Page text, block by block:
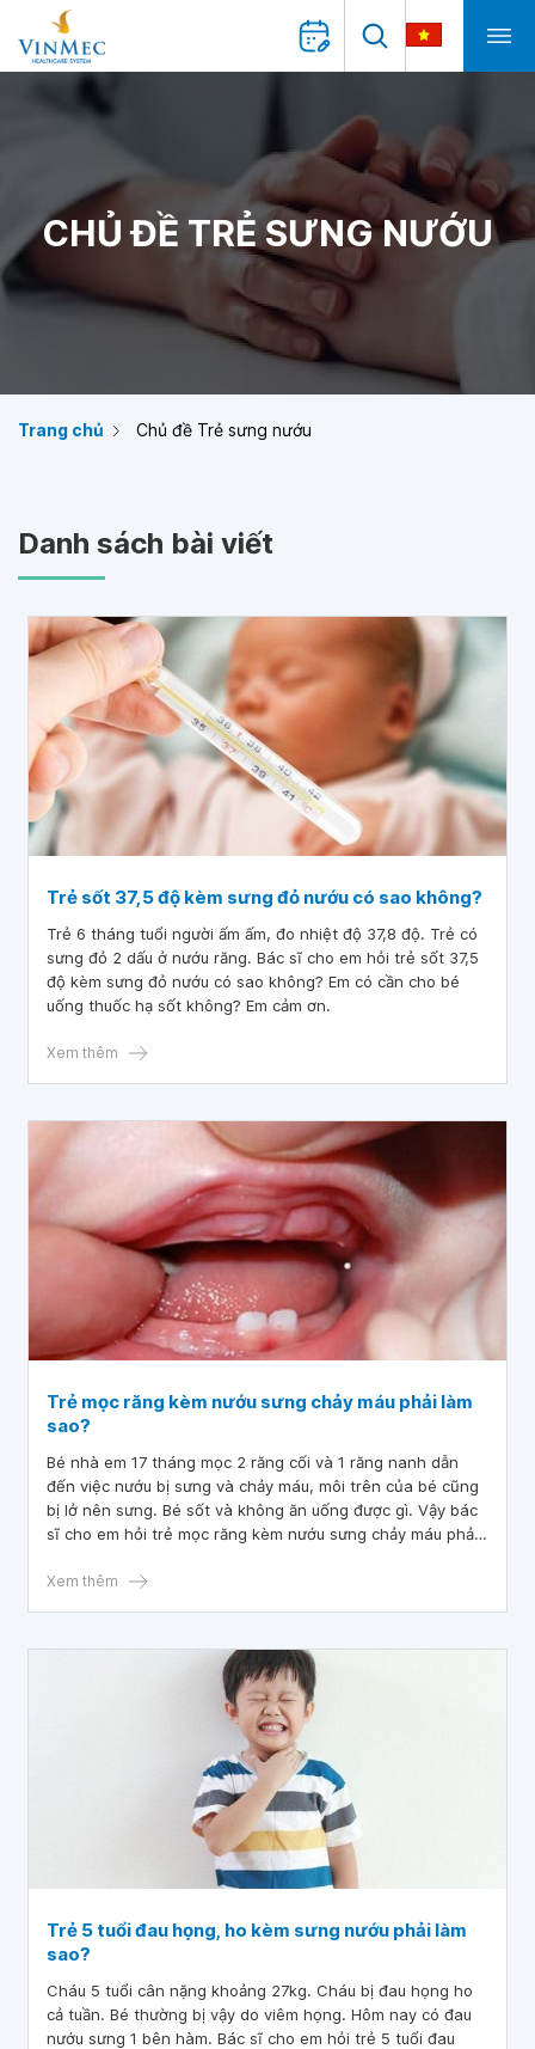
CHỦ ĐỀ TRẺ SƯNG NƯỚU
Trang chủ Chủ đề Trẻ sưng nướu
Danh sách bài viết
Trẻ sốt 37,5 độ kèm sưng đỏ nướu có sao không?
Trẻ 6 tháng tuổi người ấm ấm, đo nhiệt độ 37,8 độ. Trẻ có
sưng đỏ 2 dấu ở nướu răng. Bác sĩ cho em hỏi trẻ sốt 37,5
độ kèm sưng đỏ nướu có sao không? Em có cần cho bé
uống thuốc hạ sốt không? Em cảm ơn.
Xem thêm
Trẻ mọc răng kèm nướu sưng chảy máu phải làm
sao?
Bé nhà em 17 tháng mọc 2 răng cối và 1 răng nanh dẫn
đến việc nướu bị sưng và chảy máu, môi trên của bé cũng
bị lở nên sưng. Bé sốt và không ăn uống được gì. Vậy bác
sĩ cho em hỏi trẻ mọc răng kèm nướu sưng chảy máu phải
cảm ơn.
Xem thêm
Trẻ 5 tuổi đau họng, ho kèm sưng nướu phải làm
sao?
Cháu 5 tuổi cân nặng khoảng 27kg. Cháu bị đau họng ho
cả tuần. Bé thường bị vậy do viêm họng. Hôm nay có đau
nướu sưng 1 bên hàm. Bác sĩ cho em hỏi trẻ 5 tuổi đau